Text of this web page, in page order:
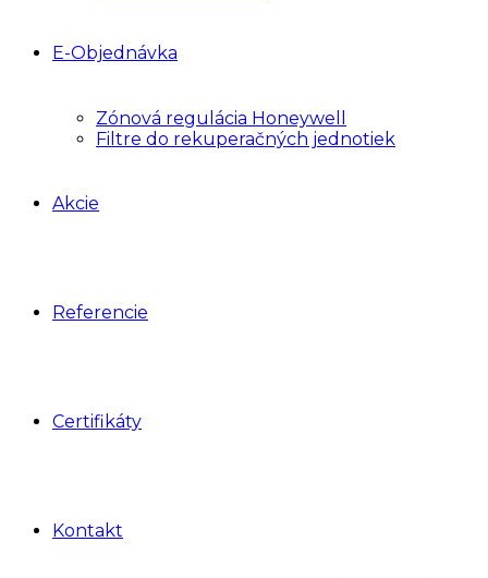
E-Objednávka
Zónová regulácia Honeywell
Filtre do rekuperačných jednotiek
Akcie
Referencie
Certifikáty
Kontakt